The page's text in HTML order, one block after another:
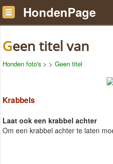
HondenPage
Geen titel van
Honden foto's > > Geen titel
Krabbels
Laat ook een krabbel achter
Om een krabbel achter te laten